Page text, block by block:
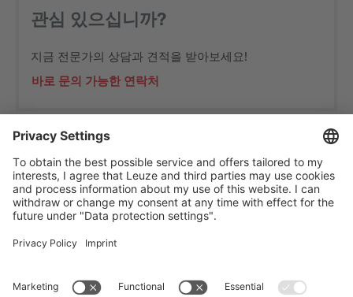
관심 있으십니까?
지금 전문가의 상담과 견적을 받아보세요!
바로 문의 가능한 연락처
The Sensor People
바로 가기
뉴스레터